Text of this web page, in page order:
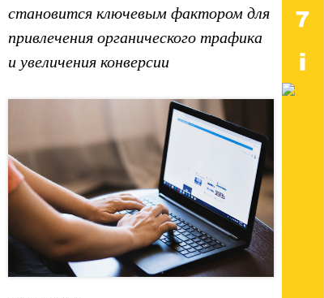
становится ключевым фактором для
привлечения органического трафика
и увеличения конверсии